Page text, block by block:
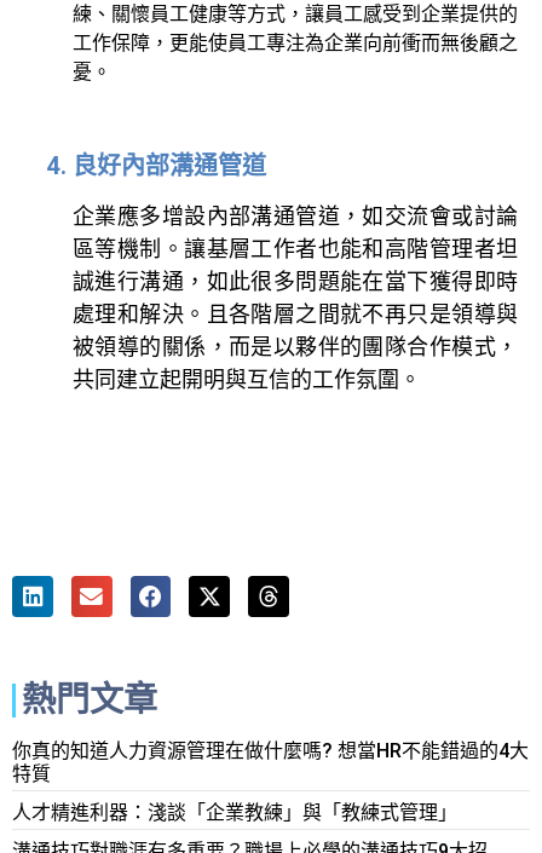
練、關懷員工健康等方式，讓員工感受到企業提供的
工作保障，更能使員工專注為企業向前衝而無後顧之
憂。
良好內部溝通管道
企業應多增設內部溝通管道，如交流會或討論
區等機制。讓基層工作者也能和高階管理者坦
誠進行溝通，如此很多問題能在當下獲得即時
處理和解決。且各階層之間就不再只是領導與
被領導的關係，而是以夥伴的團隊合作模式，
共同建立起開明與互信的工作氛圍。
熱門文章
你真的知道人力資源管理在做什麼嗎? 想當HR不能錯過的4大
特質
人才精進利器：淺談「企業教練」與「教練式管理」